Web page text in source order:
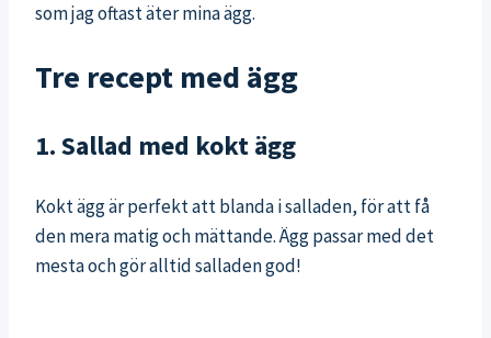
som jag oftast äter mina ägg.
Tre recept med ägg
1. Sallad med kokt ägg
Kokt ägg är perfekt att blanda i salladen, för att få
den mera matig och mättande. Ägg passar med det
mesta och gör alltid salladen god!